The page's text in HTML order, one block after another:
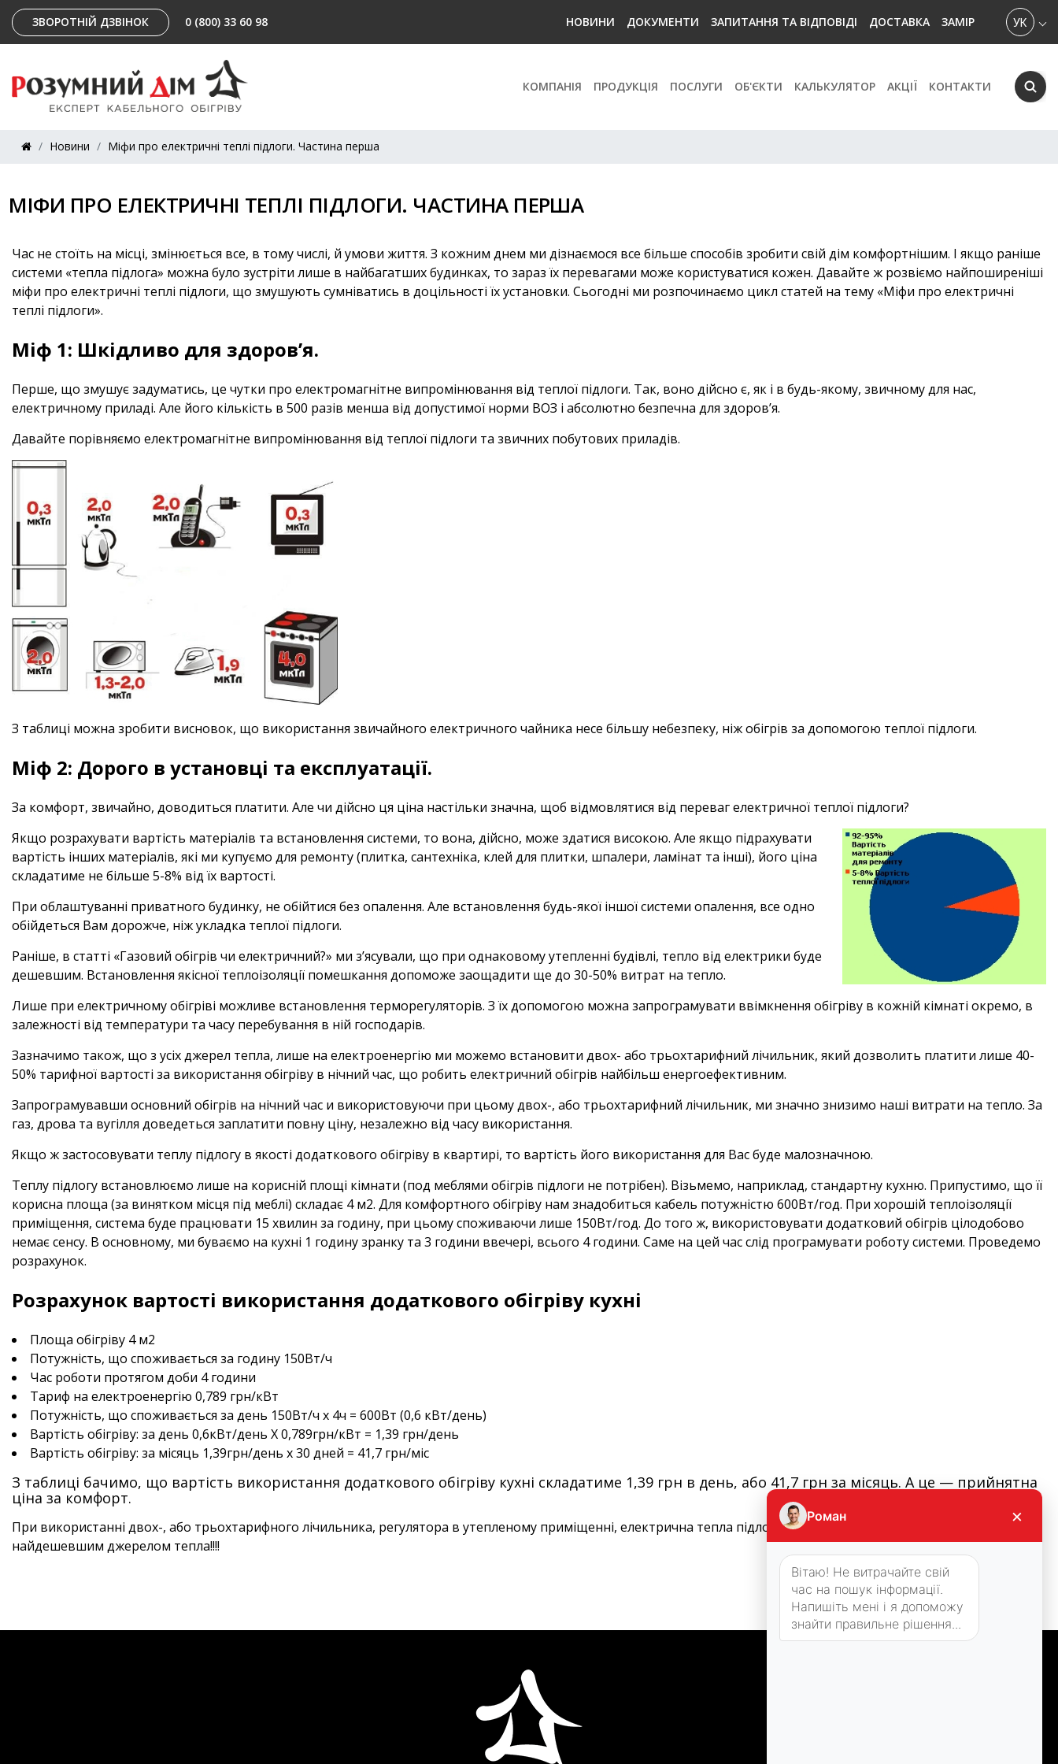
ЗВОРОТНІЙ ДЗВІНОК 0 (800) 33 60 98 НОВИНИ ДОКУМЕНТИ ЗАПИТАННЯ ТА ВІДПОВІДІ ДОСТАВКА ЗАМІР
КОМПАНІЯ ПРОДУКЦІЯ ПОСЛУГИ ОБ'ЄКТИ КАЛЬКУЛЯТОР АКЦІЇ КОНТАКТИ
Новини Міфи про електричні теплі підлоги. Частина перша
МІФИ ПРО ЕЛЕКТРИЧНІ ТЕПЛІ ПІДЛОГИ. ЧАСТИНА ПЕРША
Час не стоїть на місці, змінюється все, в тому числі, й умови життя. З кожним днем ми дізнаємося все більше способів зробити свій дім комфортнішим. І якщо раніше
системи «тепла підлога» можна було зустріти лише в найбагатших будинках, то зараз їх перевагами може користуватися кожен. Давайте ж розвіємо найпоширеніші
міфи про електричні теплі підлоги, що змушують сумніватись в доцільності їх установки. Сьогодні ми розпочинаємо цикл статей на тему «Міфи про електричні
теплі підлоги».
Міф 1: Шкідливо для здоров’я.
Перше, що змушує задуматись, це чутки про електромагнітне випромінювання від теплої підлоги. Так, воно дійсно є, як і в будь-якому, звичному для нас,
електричному приладі. Але його кількість в 500 разів менша від допустимої норми ВОЗ і абсолютно безпечна для здоров’я.
Давайте порівняємо електромагнітне випромінювання від теплої підлоги та звичних побутових приладів.
З таблиці можна зробити висновок, що використання звичайного електричного чайника несе більшу небезпеку, ніж обігрів за допомогою теплої підлоги.
Міф 2: Дорого в установці та експлуатації.
За комфорт, звичайно, доводиться платити. Але чи дійсно ця ціна настільки значна, щоб відмовлятися від переваг електричної теплої підлоги?
Якщо розрахувати вартість матеріалів та встановлення системи, то вона, дійсно, може здатися високою. Але якщо підрахувати
вартість інших матеріалів, які ми купуємо для ремонту (плитка, сантехніка, клей для плитки, шпалери, ламінат та інші), його ціна
складатиме не більше 5-8% від їх вартості.
При облаштуванні приватного будинку, не обійтися без опалення. Але встановлення будь-якої іншої системи опалення, все одно
обійдеться Вам дорожче, ніж укладка теплої підлоги.
Раніше, в статті «Газовий обігрів чи електричний?» ми з’ясували, що при однаковому утепленні будівлі, тепло від електрики буде
дешевшим. Встановлення якісної теплоізоляції помешкання допоможе заощадити ще до 30-50% витрат на тепло.
Лише при електричному обігріві можливе встановлення терморегуляторів. З їх допомогою можна запрограмувати ввімкнення обігріву в кожній кімнаті окремо, в
залежності від температури та часу перебування в ній господарів.
Зазначимо також, що з усіх джерел тепла, лише на електроенергію ми можемо встановити двох- або трьохтарифний лічильник, який дозволить платити лише 40-
50% тарифної вартості за використання обігріву в нічний час, що робить електричний обігрів найбільш енергоефективним.
Запрограмувавши основний обігрів на нічний час и використовуючи при цьому двох-, або трьохтарифний лічильник, ми значно знизимо наші витрати на тепло. За
газ, дрова та вугілля доведеться заплатити повну ціну, незалежно від часу використання.
Якщо ж застосовувати теплу підлогу в якості додаткового обігріву в квартирі, то вартість його використання для Вас буде малозначною.
Теплу підлогу встановлюємо лише на корисній площі кімнати (под меблями обігрів підлоги не потрібен). Візьмемо, наприклад, стандартну кухню. Припустимо, що її
корисна площа (за винятком місця під меблі) складає 4 м2. Для комфортного обігріву нам знадобиться кабель потужністю 600Вт/год. При хорошій теплоізоляції
приміщення, система буде працювати 15 хвилин за годину, при цьому споживаючи лише 150Вт/год. До того ж, використовувати додатковий обігрів цілодобово
немає сенсу. В основному, ми буваємо на кухні 1 годину зранку та 3 години ввечері, всього 4 години. Саме на цей час слід програмувати роботу системи. Проведемо
розрахунок.
Розрахунок вартості використання додаткового обігріву кухні
Площа обігріву 4 м2
Потужність, що споживається за годину 150Вт/ч
Час роботи протягом доби 4 години
Тариф на електроенергію 0,789 грн/кВт
Потужність, що споживається за день 150Вт/ч х 4ч = 600Вт (0,6 кВт/день)
Вартість обігріву: за день 0,6кВт/день Х 0,789грн/кВт = 1,39 грн/день
Вартість обігріву: за місяць 1,39грн/день х 30 дней = 41,7 грн/міс
З таблиці бачимо, що вартість використання додаткового обігріву кухні складатиме 1,39 грн в день, або 41,7 грн за місяць. А це — прийнятна
ціна за комфорт.
При використанні двох-, або трьохтарифного лічильника, регулятора в утепленому приміщенні, електрична тепла підлога є найбільш енергоефективним і
найдешевшим джерелом тепла!!!!
Роман ×
Вітаю! Не витрачайте свій
час на пошук інформації.
Напишіть мені і я допоможу
знайти правильне рішення...